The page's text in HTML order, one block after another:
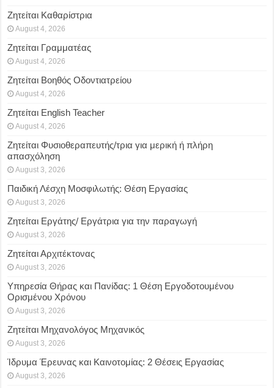
Ζητείται Καθαρίστρια
August 4, 2026
Ζητείται Γραμματέας
August 4, 2026
Ζητείται Βοηθός Οδοντιατρείου
August 4, 2026
Ζητείται English Teacher
August 4, 2026
Ζητείται Φυσιοθεραπευτής/τρια για μερική ή πλήρη
απασχόληση
August 3, 2026
Παιδική Λέσχη Μοσφιλωτής: Θέση Εργασίας
August 3, 2026
Ζητείται Εργάτης/ Εργάτρια για την παραγωγή
August 3, 2026
Ζητείται Αρχιτέκτονας
August 3, 2026
Υπηρεσία Θήρας και Πανίδας: 1 Θέση Eργοδοτουμένου
Oρισμένου Xρόνου
August 3, 2026
Ζητείται Μηχανολόγος Μηχανικός
August 3, 2026
Ίδρυμα Έρευνας και Καινοτομίας: 2 Θέσεις Εργασίας
August 3, 2026